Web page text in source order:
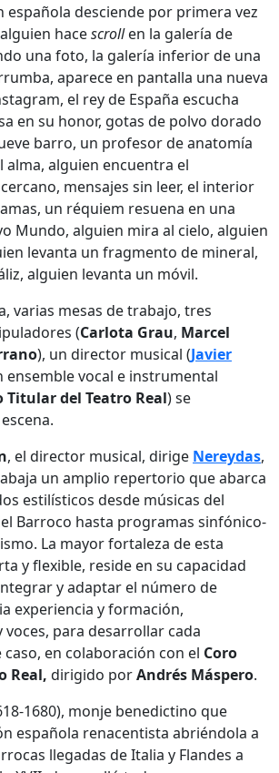
española desciende por primera vez
hacescrollen la galería de
una foto, la galería inferior de una
aparece en pantalla una nueva
el rey de España escucha
en su honor, gotas de polvo dorado
barro, un profesor de anatomía
alma, alguien encuentra el
mensajes sin leer, el interior
un réquiem resuena en una
Mundo, alguien mira al cielo, alguien
levanta un fragmento de mineral,
alguien levanta un móvil.
varias mesas de trabajo, tres
(Carlota Grau, Marcel
), un director musical (Javier
ensemble vocal e instrumental
Titular del Teatro Real) se
, el director musical, dirige Nereydas,
un amplio repertorio que abarca
estilísticos desde músicas del
Barroco hasta programas sinfónico-
La mayor fortaleza de esta
y flexible, reside en su capacidad
y adaptar el número de
experiencia y formación,
para desarrollar cada
caso, en colaboración con el Coro
Real, dirigido porAndrés Máspero.
1680), monje benedictino que
española renacentista abriéndola a
llegadas de Italia y Flandes a